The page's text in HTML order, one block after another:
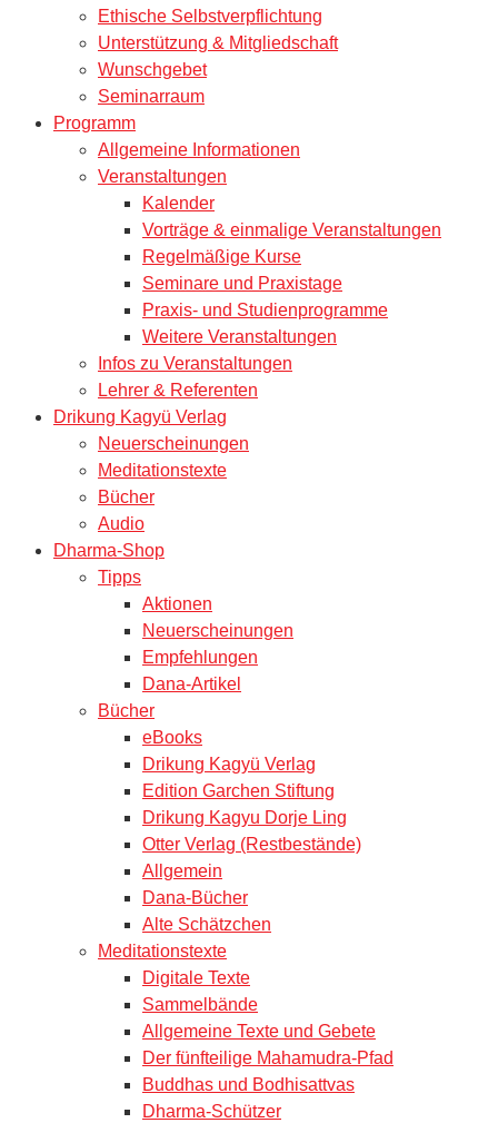
Ethische Selbstverpflichtung
Unterstützung & Mitgliedschaft
Wunschgebet
Seminarraum
Programm
Allgemeine Informationen
Veranstaltungen
Kalender
Vorträge & einmalige Veranstaltungen
Regelmäßige Kurse
Seminare und Praxistage
Praxis- und Studienprogramme
Weitere Veranstaltungen
Infos zu Veranstaltungen
Lehrer & Referenten
Drikung Kagyü Verlag
Neuerscheinungen
Meditationstexte
Bücher
Audio
Dharma-Shop
Tipps
Aktionen
Neuerscheinungen
Empfehlungen
Dana-Artikel
Bücher
eBooks
Drikung Kagyü Verlag
Edition Garchen Stiftung
Drikung Kagyu Dorje Ling
Otter Verlag (Restbestände)
Allgemein
Dana-Bücher
Alte Schätzchen
Meditationstexte
Digitale Texte
Sammelbände
Allgemeine Texte und Gebete
Der fünfteilige Mahamudra-Pfad
Buddhas und Bodhisattvas
Dharma-Schützer